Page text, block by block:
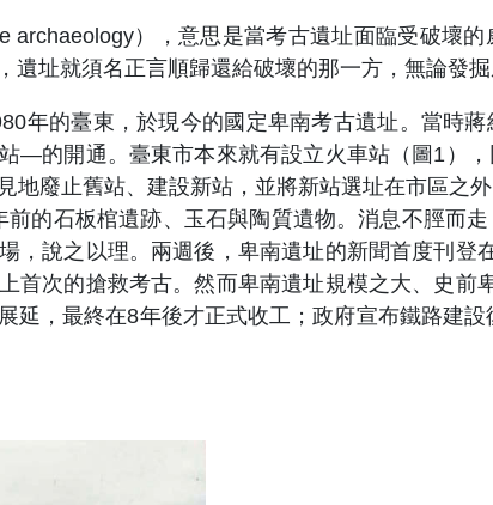
），意思是當考古遺址面臨受破壞的
址就須名正言順歸還給破壞的那一方，無論發掘
的臺東，於現今的國定卑南考古遺址。當時蔣
—的開通。臺東市本來就有設立火車站（圖1）
地廢止舊站、建設新站，並將新站選址在市區之
的石板棺遺跡、玉石與陶質遺物。消息不脛而
，說之以理。兩週後，卑南遺址的新聞首度刊登
首次的搶救考古。然而卑南遺址規模之大、史前
延，最終在8年後才正式收工；政府宣布鐵路建